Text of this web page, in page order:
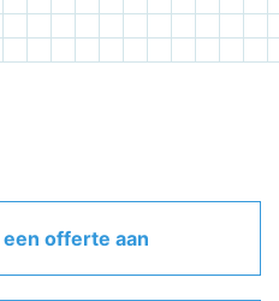
offerte aan